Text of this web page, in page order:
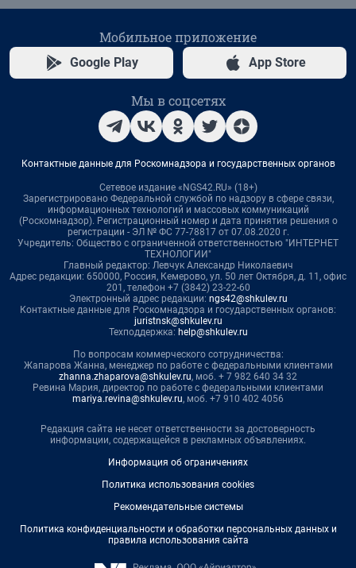
Мобильное приложение
Google Play App Store
Мы в соцсетях
Контактные данные для Роскомнадзора и государственных органов
Сетевое издание «NGS42.RU» (18+)
Зарегистрировано Федеральной службой по надзору в сфере связи,
информационных технологий и массовых коммуникаций
(Роскомнадзор). Регистрационный номер и дата принятия решения о
регистрации - ЭЛ № ФС 77-78817 от 07.08.2020 г.
Учредитель: Общество с ограниченной ответственностью "ИНТЕРНЕТ
ТЕХНОЛОГИИ"
Главный редактор: Левчук Александр Николаевич
Адрес редакции: 650000, Россия, Кемерово, ул. 50 лет Октября, д. 11, офис
201, телефон +7 (3842) 23-22-60
Электронный адрес редакции: ngs42@shkulev.ru
Контактные данные для Роскомнадзора и государственных органов:
juristnsk@shkulev.ru
Техподдержка: help@shkulev.ru
По вопросам коммерческого сотрудничества:
Жапарова Жанна, менеджер по работе с федеральными клиентами
zhanna.zhaparova@shkulev.ru, моб. + 7 982 640 34 32
Ревина Мария, директор по работе с федеральными клиентами
mariya.revina@shkulev.ru, моб. +7 910 402 4056
Редакция сайта не несет ответственности за достоверность
информации, содержащейся в рекламных объявлениях.
Информация об ограничениях
Политика использования cookies
Рекомендательные системы
Политика конфиденциальности и обработки персональных данных и
правила использования сайта